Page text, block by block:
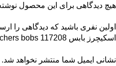
هیچ دیدگاهی برای این محصول
اولین نفری باشید که دیدگاهی را
اسکیچرز بابس Skychers bobs 117208”
نشانی ایمیل شما منتشر نخواهد شد.